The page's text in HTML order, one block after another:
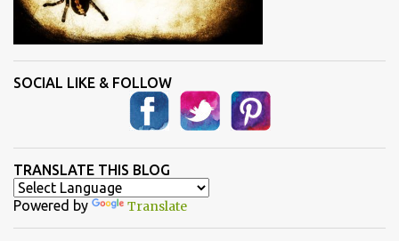
SOCIAL LIKE & FOLLOW
TRANSLATE THIS BLOG
Powered by Translate